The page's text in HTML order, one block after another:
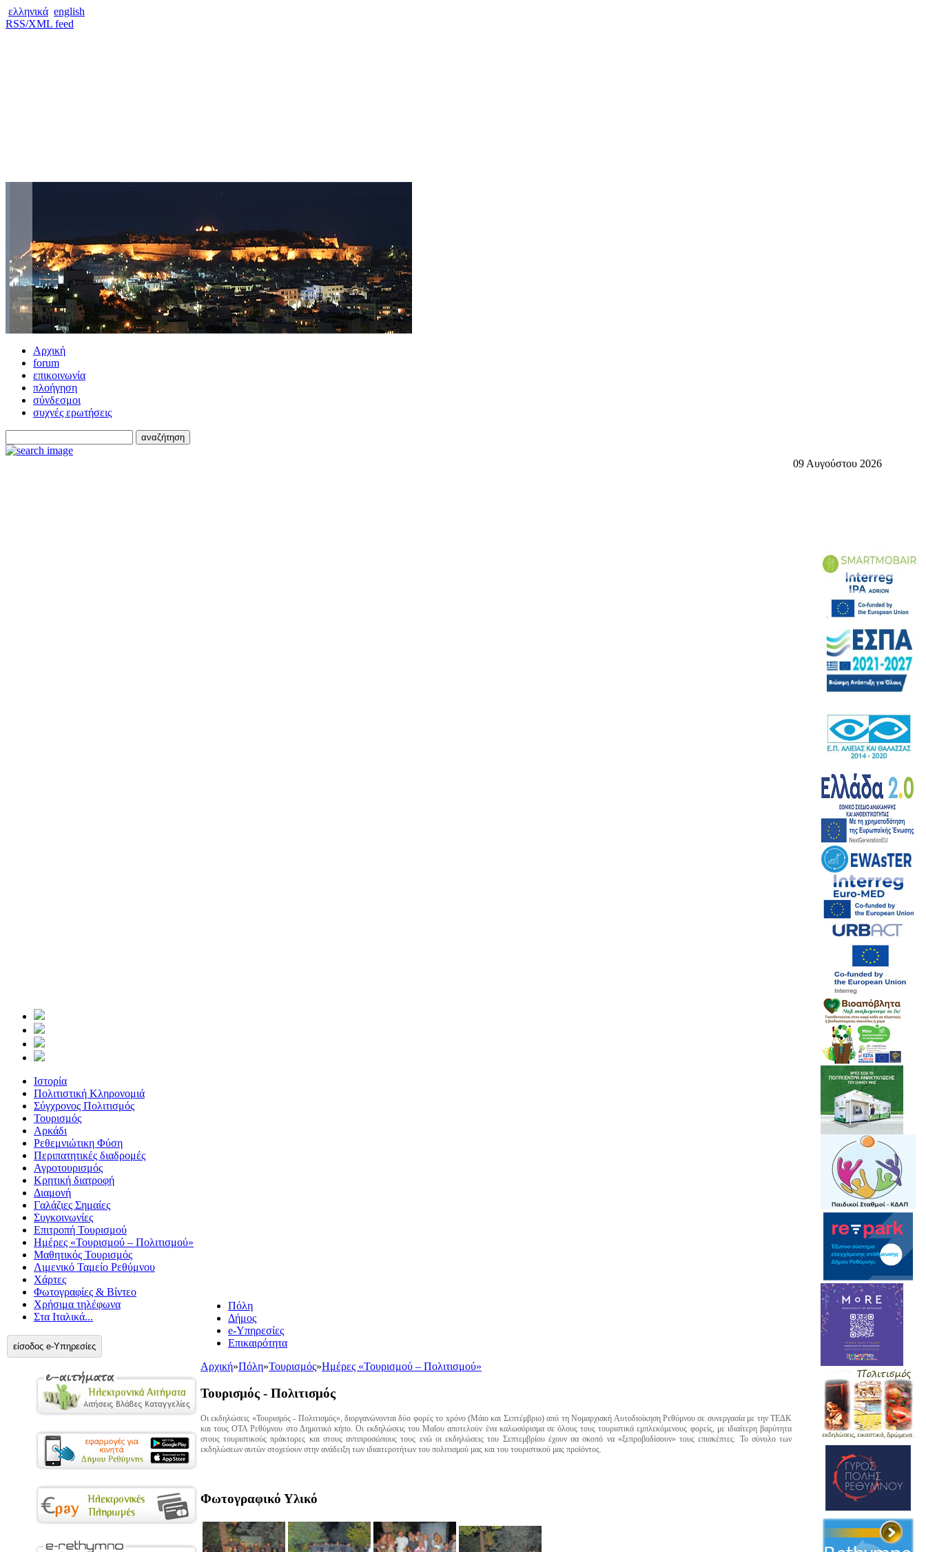
ελληνικά english
RSS/XML feed
Αρχική
forum
επικοινωνία
πλοήγηση
σύνδεσμοι
συχνές ερωτήσεις
Ιστορία
Πολιτιστική Κληρονομιά
Σύγχρονος Πολιτισμός
Τουρισμός
Αρκάδι
Ρεθεμνιώτικη Φύση
Περιπατητικές διαδρομές
Αγροτουρισμός
Κρητική διατροφή
Διαμονή
Γαλάζιες Σημαίες
Συγκοινωνίες
Επιτροπή Τουρισμού
Ημέρες «Τουρισμού – Πολιτισμού»
Μαθητικός Τουρισμός
Λιμενικό Ταμείο Ρεθύμνου
Χάρτες
Φωτογραφίες & Βίντεο
Χρήσιμα τηλέφωνα
Στα Ιταλικά...
είσοδος e-Υπηρεσίες
Πόλη
Δήμος
e-Υπηρεσίες
Επικαιρότητα
Αρχική»Πόλη»Τουρισμός»Ημέρες «Τουρισμού – Πολιτισμού»
Τουρισμός - Πολιτισμός
Οι εκδηλώσεις «Τουρισμός - Πολιτισμός», διοργανώνονται δύο φορές το xρόνο (Μάιο και Σεπτέμβριο) από τη Νομαρχιακή Αυτοδιοίκηση Ρεθύμνου σε συνεργασία με την ΤΕΔΚ
και τους ΟΤΑ Ρεθύμνου στο Δημοτικό κήπο. Οι εκδηλώσεις του Μαΐου αποτελούν ένα καλωσόρισμα σε όλους τους τουριστικά εμπλεκόμενους φορείς, με ιδιαίτερη βαρύτητα
στους τουριστικούς πράκτορες και στους αντιπροσώπους τους ενώ οι εκδηλώσεις του Σεπτεμβρίου έχουν σα σκοπό να «ξεπροβοδίσουν» τους επισκέπτες. Το σύνολο των
εκδηλώσεων αυτών στοχεύουν στην ανάδειξη των ιδιαιτεροτήτων του πολιτισμού μας και του τουριστικού μας προϊόντος.
Φωτογραφικό Υλικό
09 Αυγούστου 2026